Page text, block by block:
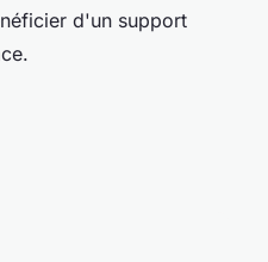
d'un support